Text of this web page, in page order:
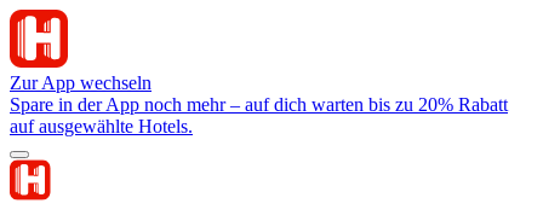
Zur App wechseln
Spare in der App noch mehr – auf dich warten bis zu 20% Rabatt
auf ausgewählte Hotels.